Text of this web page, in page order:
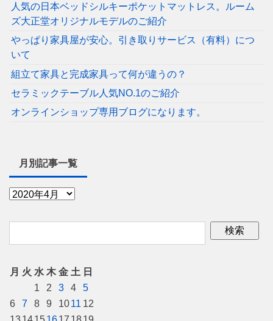
人気の日本ベッドシルキーポケットマットレス。ルーム
ズ大正堂オリジナルモデルのご紹介
やっぱり家具屋が安心。引き取りサービス（有料）につ
いて
組立て家具と完成家具って何が違うの？
セラミックテーブル人気NO.1のご紹介
オンラインショップ専用ブログになります。
月別記事一覧
月 火 水 木 金 土 日
1
2 3 4
5
6
7 8 9 1011 12